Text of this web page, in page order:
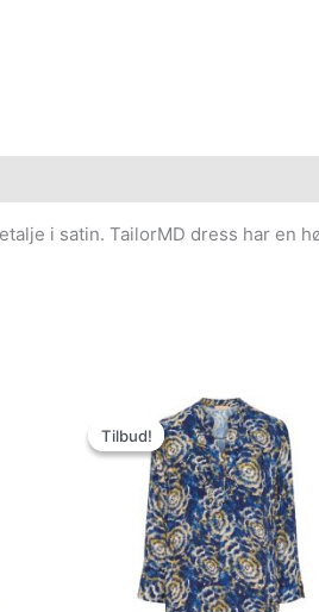
i satin. TailorMD dress har en
Tilbud!
Tilbud!
oprindelige
pris
var:
399.00kr..
Den
aktuelle
pris
er:
100.00kr..